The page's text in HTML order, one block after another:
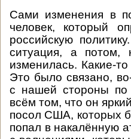
Сами изменения в
человек, который
российскую
ситуация, а
изменилась. Какие-
Это было связано,
с нашей стороны по
всём том, что он
посол США, которых
попал в накалённую